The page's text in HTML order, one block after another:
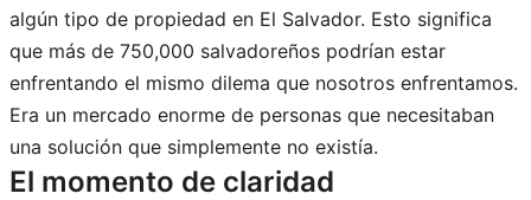
algún tipo de propiedad en El Salvador. Esto significa
que más de 750,000 salvadoreños podrían estar
enfrentando el mismo dilema que nosotros enfrentamos.
Era un mercado enorme de personas que necesitaban
una solución que simplemente no existía.
El momento de claridad